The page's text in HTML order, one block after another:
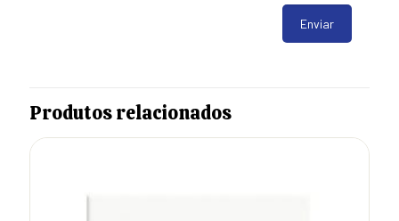
Produtos relacionados